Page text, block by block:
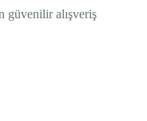
güvenilir alışveriş